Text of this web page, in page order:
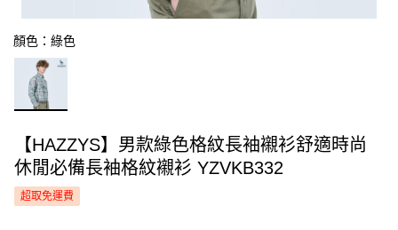
顏色：綠色
【HAZZYS】男款綠色格紋長袖襯衫舒適時尚
休閒必備長袖格紋襯衫 YZVKB332
超取免運費